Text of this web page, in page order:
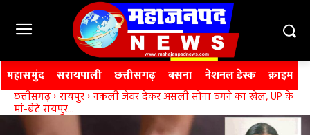
महासमुंद सरायपाली छत्तीसगढ़ बसना नेशनल डेस्क क्राइम
छत्तीसगढ़ रायपुर नकली जेवर देकर असली सोना ठगने का खेल, UP के
मां-बेटे रायपुर...